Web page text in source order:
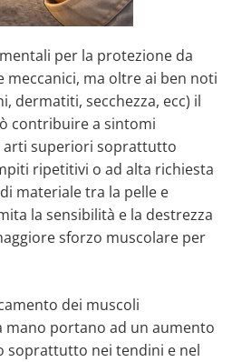
per la protezione da
meccanici, ma oltre ai ben noti
dermatiti, secchezza, ecc) il
contribuire a sintomi
arti superiori soprattutto
ripetitivi o ad alta richiesta
materiale tra la pelle e
la sensibilità e la destrezza
sforzo muscolare per
dei muscoli
mano portano ad un aumento
soprattutto nei tendini e nel